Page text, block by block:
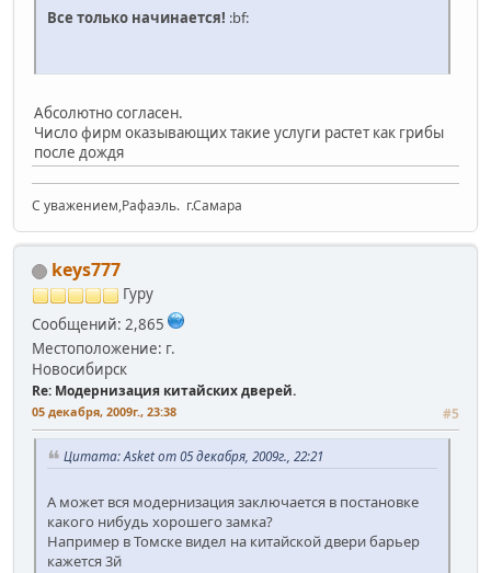
Все только начинается! :bf:
Абсолютно согласен.
Число фирм оказывающих такие услуги растет как грибы
после дождя
С уважением,Рафаэль. г.Самара
keys777
Гуру
Сообщений: 2,865
Местоположение: г.
Новосибирск
Re: Модернизация китайских дверей.
05 декабря, 2009г., 23:38 #5
Цитата: Asket от 05 декабря, 2009г., 22:21
А может вся модернизация заключается в постановке
какого нибудь хорошего замка?
Например в Томске видел на китайской двери барьер
кажется 3й